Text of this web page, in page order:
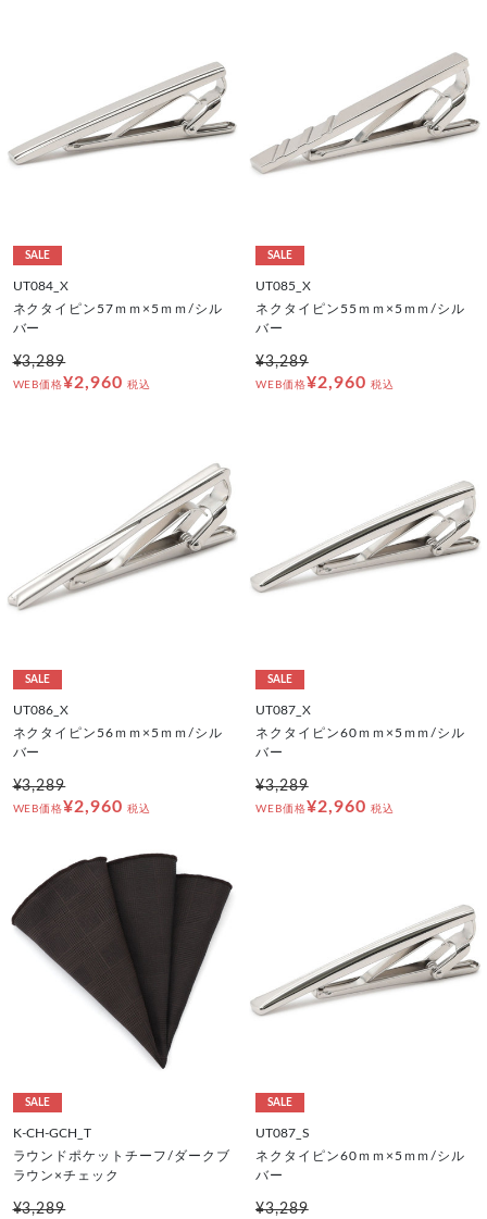
SALE
UT084_X
ネクタイピン57ｍｍ×5ｍｍ/シル
バー
¥3,289
WEB価格¥2,960 税込
SALE
UT085_X
ネクタイピン55ｍｍ×5ｍｍ/シル
バー
¥3,289
WEB価格¥2,960 税込
SALE
UT086_X
ネクタイピン56ｍｍ×5ｍｍ/シル
バー
¥3,289
WEB価格¥2,960 税込
SALE
UT087_X
ネクタイピン60ｍｍ×5ｍｍ/シル
バー
¥3,289
WEB価格¥2,960 税込
SALE
K-CH-GCH_T
ラウンドポケットチーフ/ダークブ
ラウン×チェック
¥3,289
SALE
UT087_S
ネクタイピン60ｍｍ×5ｍｍ/シル
バー
¥3,289